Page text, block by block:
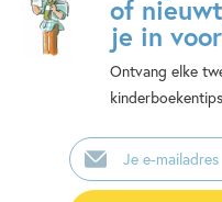
of
je in
Ontvang elke
E-
mailadres